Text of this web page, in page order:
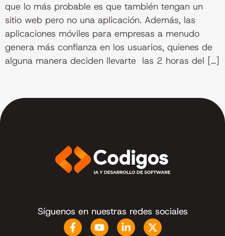
que lo más probable es que también tengan un
sitio web pero no una aplicación. Además, las
aplicaciones móviles para empresas a menudo
genera más confianza en los usuarios, quienes de
alguna manera deciden llevarte las 2 horas del […]
Síguenos en nuestras redes sociales